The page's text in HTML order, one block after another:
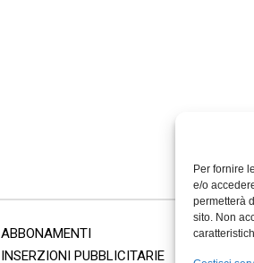
Per fornire
e/o
permetterà
sito. Non
ABBONAMENTI
INSERZIONI PUBBLICITARIE